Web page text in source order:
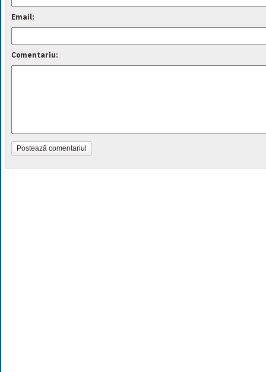
Email:
Comentariu:
Postează comentariul